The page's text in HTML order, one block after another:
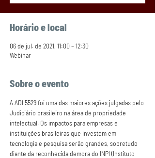
Horário e local
06 de jul. de 2021, 11:00 – 12:30
Webinar
Sobre o evento
A ADI 5529 foi uma das maiores ações julgadas pelo
Judiciário brasileiro na área de propriedade
intelectual. Os impactos para empresas e
instituições brasileiras que investem em
tecnologia e pesquisa serão grandes, sobretudo
diante da reconhecida demora do INPI (Instituto